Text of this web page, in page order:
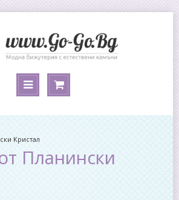
Кристал
Планински